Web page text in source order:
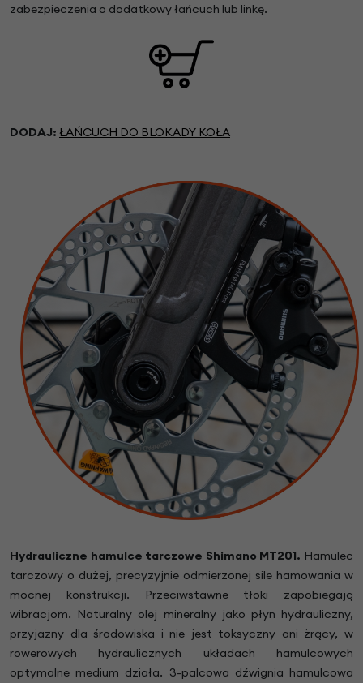
zabezpieczenia o dodatkowy łańcuch lub linkę.
DODAJ: ŁAŃCUCH DO BLOKADY KOŁA
Hydrauliczne hamulce tarczowe Shimano MT201. Hamulec
tarczowy o dużej, precyzyjnie odmierzonej sile hamowania w
mocnej konstrukcji. Przeciwstawne tłoki zapobiegają
wibracjom. Naturalny olej mineralny jako płyn hydrauliczny,
przyjazny dla środowiska i nie jest toksyczny ani żrący, w
rowerowych hydraulicznych układach hamulcowych
optymalne medium działa. 3-palcowa dźwignia hamulcowa